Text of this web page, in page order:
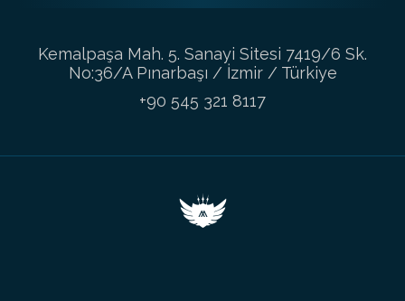
Kemalpaşa Mah. 5. Sanayi Sitesi 7419/6 Sk.
No:36/A Pınarbaşı / İzmir / Türkiye
+90 545 321 8117